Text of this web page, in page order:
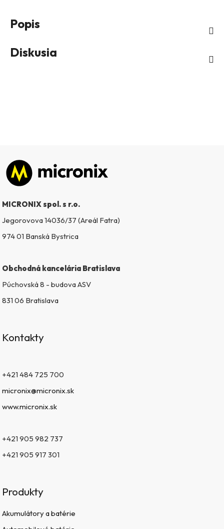
Popis
Diskusia
Zápätie
MICRONIX spol. s r.o.
Jegorovova 14036/37 (Areál Fatra)
974 01 Banská Bystrica
Obchodná kancelária Bratislava
Púchovská 8 - budova ASV
831 06 Bratislava
Kontakty
+421 484 725 700
micronix@micronix.sk
www.micronix.sk
+421 905 982 737
+421 905 917 301
Produkty
Akumulátory a batérie